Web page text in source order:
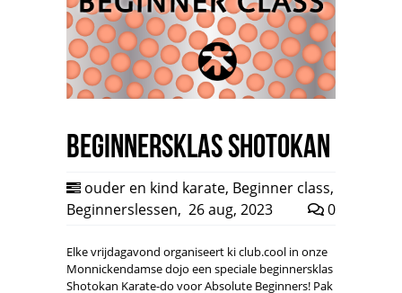
Beginnersklas Shotokan
ouder en kind karate, Beginner class,
Beginnerslessen, 26 aug, 2023 0
Elke vrijdagavond organiseert ki club.cool in onze
Monnickendamse dojo een speciale beginnersklas
Shotokan Karate-do voor Absolute Beginners! Pak